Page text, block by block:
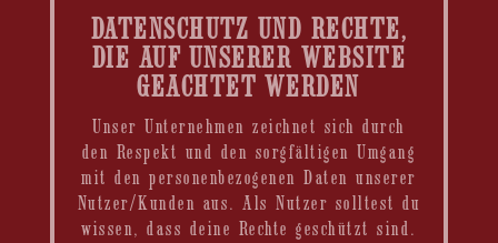
DATENSCHUTZ UND RECHTE,
DIE AUF UNSERER WEBSITE
GEACHTET WERDEN
Unser Unternehmen zeichnet sich durch
den Respekt und den sorgfältigen Umgang
mit den personenbezogenen Daten unserer
Nutzer/Kunden aus. Als Nutzer solltest du
wissen, dass deine Rechte geschützt sind.